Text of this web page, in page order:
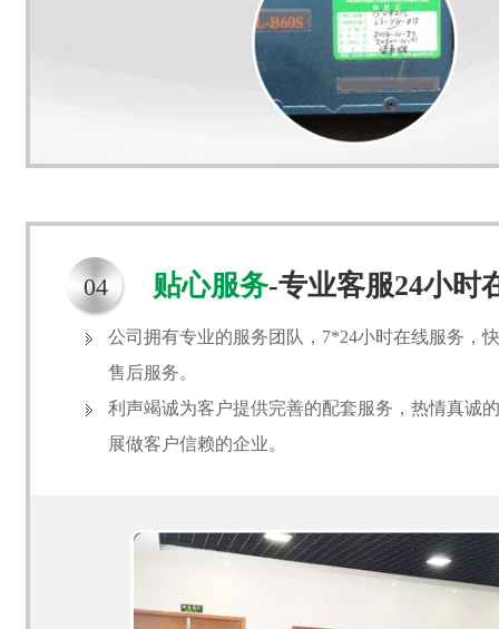
04 贴心服务-专业客服24小时
公司拥有专业的服务团队，7*24小时在线服务，
售后服务。
利声竭诚为客户提供完善的配套服务，热情真诚
展做客户信赖的企业。